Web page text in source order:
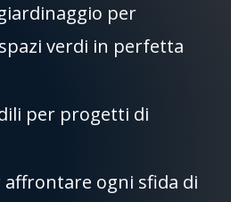
per
verdi in perfetta
per progetti di
ogni sfida di